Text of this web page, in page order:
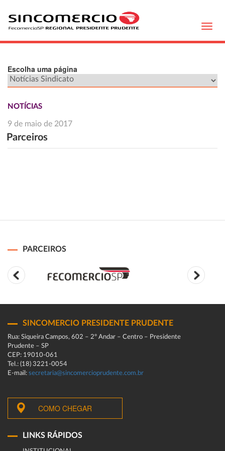
Escolha uma página
NOTÍCIAS
9 de maio de 2017
Parceiros
PARCEIROS
SINCOMERCIO PRESIDENTE PRUDENTE
Rua: Siqueira Campos, 602 – 2º Andar – Centro – Presidente
Prudente – SP
CEP: 19010-061
Tel.: (18) 3221-0054
E-mail: secretaria@sincomercioprudente.com.br
COMO CHEGAR
LINKS RÁPIDOS